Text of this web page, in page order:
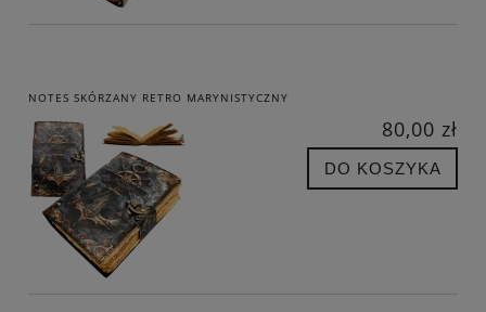
NOTES SKÓRZANY RETRO MARYNISTYCZNY
80,00 zł
DO KOSZYKA